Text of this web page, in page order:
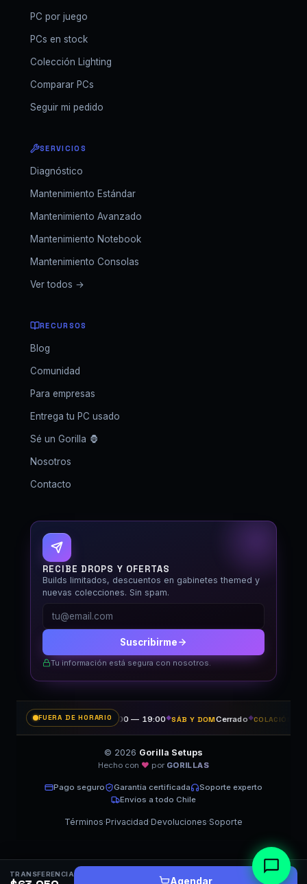
TRANSFERENCIA
Agendar
PC por juego
PCs en stock
Colección Lighting
Comparar PCs
Seguir mi pedido
SERVICIOS
Diagnóstico
Mantenimiento Estándar
Mantenimiento Avanzado
Mantenimiento Notebook
Mantenimiento Consolas
Ver todos →
RECURSOS
Blog
Comunidad
Para empresas
Entrega tu PC usado
Sé un Gorilla 🦍
Nosotros
Contacto
RECIBE DROPS Y OFERTAS
Builds limitados, descuentos en gabinetes themed y
nuevas colecciones. Sin spam.
Suscribirme
Tu información está segura con nosotros.
FUERA DE HORARIO
LUN A VIE11:00 — 19:00◆SÁB Y DOMCerrado◆ COLACIÓN
© 2026 Gorilla Setups
Hecho con ♥ por GORILLAS
Pago seguro Garantía certificada
Soporte experto
Envíos a todo Chile
Términos·Privacidad·Devoluciones·Soporte
Fuera de horario